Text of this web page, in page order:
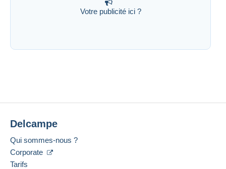
Votre publicité ici ?
Delcampe
Qui sommes-nous ?
Corporate
Tarifs